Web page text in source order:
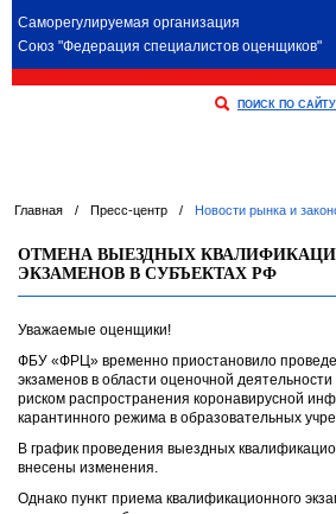
Саморегулируемая организация
Союз "Федерация специалистов оценщиков"
ПОИСК ПО САЙТУ
Главная / Пресс-центр / Новости рынка и
ОТМЕНА ВЫЕЗДНЫХ
ЭКЗАМЕНОВ В СУБЪЕКТАХ РФ
Уважаемые оценщики!
ФБУ «ФРЦ» временно приостановило
экзаменов в области оценочной
риском распространения коронавирусной
карантинного режима в образовательных
В график проведения выездных
внесены изменения.
Однако пункт приема квалификационного